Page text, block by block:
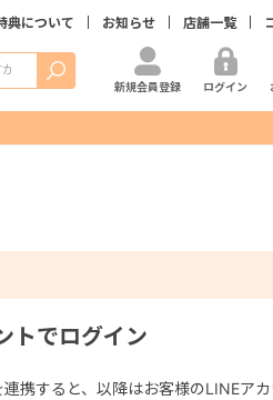
典について お知らせ 店舗一覧
検索
新規会員登録 ログイン
トでログイン
携すると、以降はお客様のLINEア